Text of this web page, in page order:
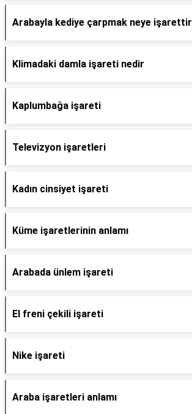
Arabayla kediye çarpmak neye işarettir
Klimadaki damla işareti nedir
Kaplumbağa işareti
Televizyon işaretleri
Kadın cinsiyet işareti
Küme işaretlerinin anlamı
Arabada ünlem işareti
El freni çekili işareti
Nike işareti
Araba işaretleri anlamı